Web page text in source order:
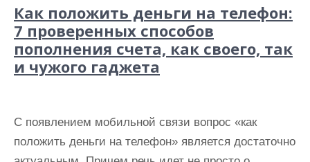
Как положить деньги на телефон:
7 проверенных способов
пополнения счета, как своего, так
и чужого гаджета
С появлением мобильной связи вопрос «как
положить деньги на телефон» является достаточно